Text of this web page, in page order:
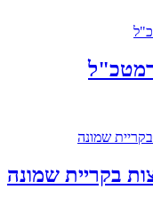
בקריית שמונה